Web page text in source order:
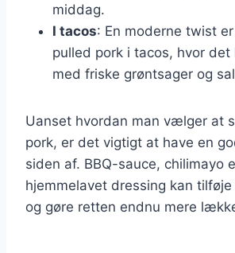
middag.
I tacos: En moderne twist
pulled pork i tacos, hvor det
med friske grøntsager og
Uanset hvordan man vælger at
pork, er det vigtigt at have en
siden af. BBQ-sauce, chilimayo
hjemmelavet dressing kan
og gøre retten endnu mere